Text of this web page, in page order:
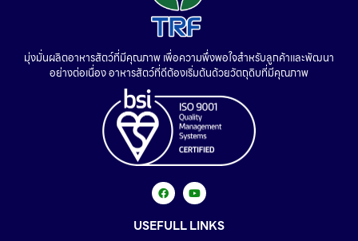
มุ่งมั่นผลิตอาหารสัตว์ที่มีคุณภาพ เพื่อความพึ่งพอใจสำหรับลูกค้าและพัฒนา
อย่างต่อเนื่อง อาหารสัตว์ที่ดีต้องเริ่มต้นด้วยวัตถุดิบที่มีคุณภาพ
USEFULL LINKS